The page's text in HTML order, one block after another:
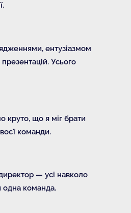
ентузіазмом
Усього
круто, що я міг брати
команди.
— усі навколо
одна команда.